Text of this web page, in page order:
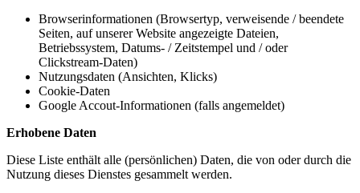
Browserinformationen (Browsertyp, verweisende / beendete
Seiten, auf unserer Website angezeigte Dateien,
Betriebssystem, Datums- / Zeitstempel und / oder
Clickstream-Daten)
Nutzungsdaten (Ansichten, Klicks)
Cookie-Daten
Google Accout-Informationen (falls angemeldet)
Erhobene Daten
Diese Liste enthält alle (persönlichen) Daten, die von oder durch die
Nutzung dieses Dienstes gesammelt werden.